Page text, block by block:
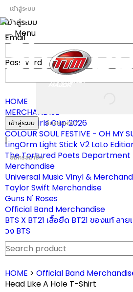
เข้าสู่ระบบ
เข้าสู่ระบบ
Email
Password
เข้าสู่ระบบ ลืมรหัสผ่าน?
|
สมัครสมาชิก
Toggle
Menu
HOME
MERCHANDISE
ผ้าเชียร์ Girls Cup 2026
COLOUR SOUL FESTIVE - OH MY
LingOrm Light Stick V2 LoLo
The Tortured Poets Department
Merchandise
Universal Music Vinyl &
Taylor Swift Merchandise
Guns N' Roses
Official Band Merchandise
BTS X BT21 เสื้อยืด BT21 ของแท้ ลา
วง BTS
HOME > Official Band
Head Like A Hole T-Shirt